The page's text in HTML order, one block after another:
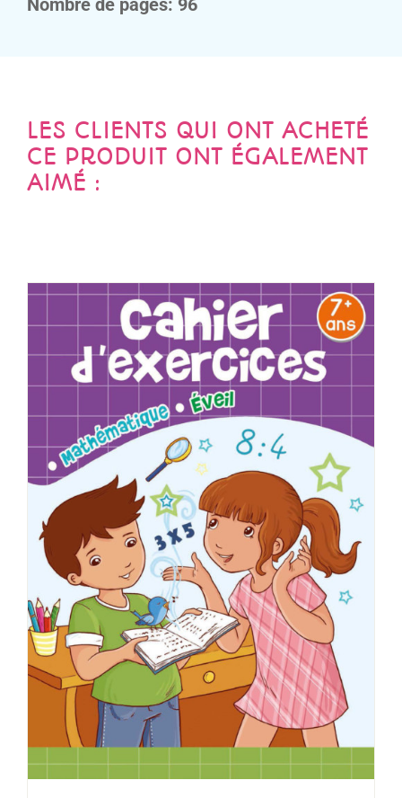
Nombre de pages: 96
LES CLIENTS QUI ONT ACHETÉ
CE PRODUIT ONT ÉGALEMENT
AIMÉ :